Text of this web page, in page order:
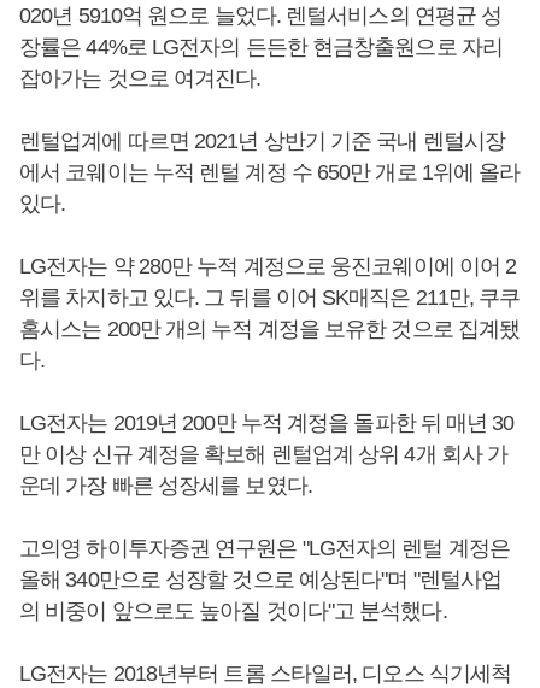
020년 5910억 원으로 늘었다. 렌털서비스의 연평균 성
장률은 44%로 LG전자의 든든한 현금창출원으로 자리
잡아가는 것으로 여겨진다.
렌털업계에 따르면 2021년 상반기 기준 국내 렌털시장
에서 코웨이는 누적 렌털 계정 수 650만 개로 1위에 올라
있다.
LG전자는 약 280만 누적 계정으로 웅진코웨이에 이어 2
위를 차지하고 있다. 그 뒤를 이어 SK매직은 211만, 쿠쿠
홈시스는 200만 개의 누적 계정을 보유한 것으로 집계됐
다.
LG전자는 2019년 200만 누적 계정을 돌파한 뒤 매년 30
만 이상 신규 계정을 확보해 렌털업계 상위 4개 회사 가
운데 가장 빠른 성장세를 보였다.
고의영 하이투자증권 연구원은 "LG전자의 렌털 계정은
올해 340만으로 성장할 것으로 예상된다"며 "렌털사업
의 비중이 앞으로도 높아질 것이다"고 분석했다.
LG전자는 2018년부터 트롬 스타일러, 디오스 식기세척